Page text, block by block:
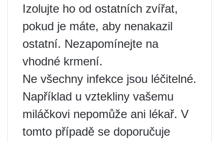
Izolujte ho od ostatních zvířat,
pokud je máte, aby nenakazil
ostatní. Nezapomínejte na
vhodné krmení.
Ne všechny infekce jsou léčitelné.
Například u vztekliny vašemu
miláčkovi nepomůže ani lékař. V
tomto případě se doporučuje